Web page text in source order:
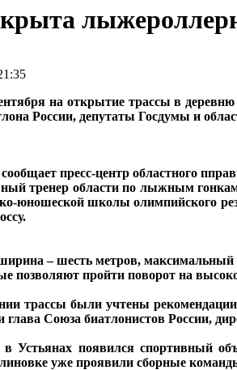
на открытие трассы в
России, депутаты Госдумы и
пресс-центр областного
тренер области по лыжным
юношеской школы олимпийского
– шесть метров,
позволяют пройти поворот на
трассы были учтены
Союза биатлонистов России,
Устьянах появился спортивный
уже проявили сборные